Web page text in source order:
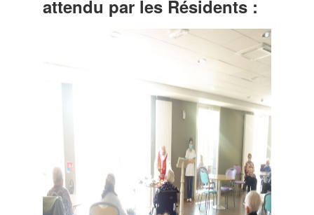
attendu par les Résidents :